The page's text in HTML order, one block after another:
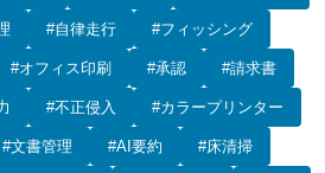
#自律走行 #フィッシング
#オフィス印刷 #承認 #請求書
#不正侵入 #カラープリンター
#文書管理 #AI要約 #床清掃